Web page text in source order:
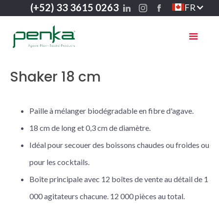
(+52) 33 3615 0263 FR
Shaker 18 cm
Paille à mélanger biodégradable en fibre d'agave.
18 cm de long et 0,3 cm de diamètre.
Idéal pour secouer des boissons chaudes ou froides ou
pour les cocktails.
Boîte principale avec 12 boîtes de vente au détail de 1
000 agitateurs chacune. 12 000 pièces au total.